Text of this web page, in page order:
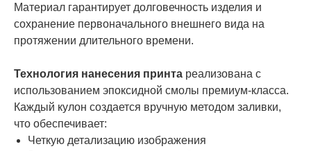
Материал гарантирует долговечность изделия и
сохранение первоначального внешнего вида на
протяжении длительного времени.
Технология нанесения принта реализована с
использованием эпоксидной смолы премиум-класса.
Каждый кулон создается вручную методом заливки,
что обеспечивает:
Четкую детализацию изображения